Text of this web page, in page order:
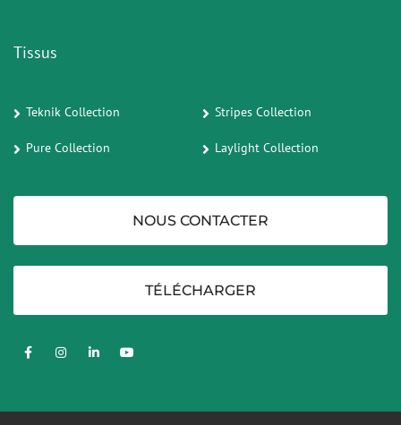
Tissus
Teknik Collection Stripes Collection
Pure Collection Laylight Collection
NOUS CONTACTER
TÉLÉCHARGER